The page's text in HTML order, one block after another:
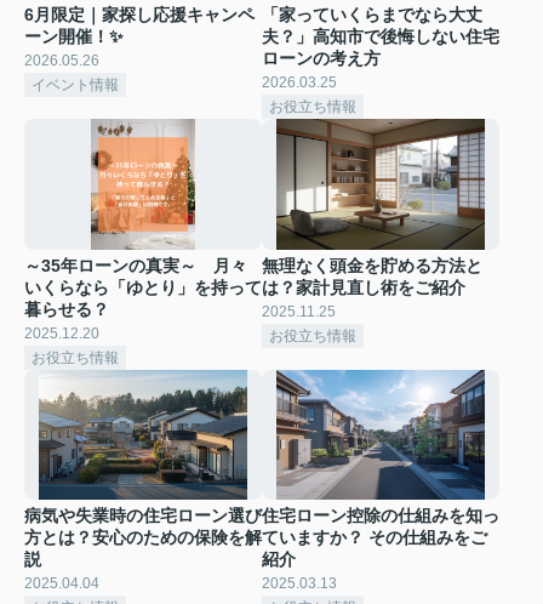
6月限定｜家探し応援キャンペ
ーン開催！✨
2026.05.26
イベント情報
「家っていくらまでなら大丈
夫？」高知市で後悔しない住宅
ローンの考え方
2026.03.25
お役立ち情報
～35年ローンの真実～ 月々
いくらなら「ゆとり」を持って
暮らせる？
2025.12.20
お役立ち情報
無理なく頭金を貯める方法と
は？家計見直し術をご紹介
2025.11.25
お役立ち情報
病気や失業時の住宅ローン選び
方とは？安心のための保険を解
説
2025.04.04
住宅ローン控除の仕組みを知っ
ていますか？ その仕組みをご
紹介
2025.03.13